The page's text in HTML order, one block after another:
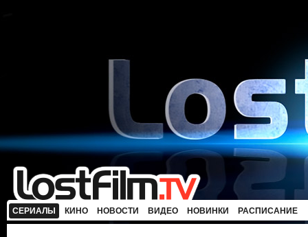
СЕРИАЛЫ КИНО НОВОСТИ ВИДЕО НОВИНКИ РАСПИСАНИЕ